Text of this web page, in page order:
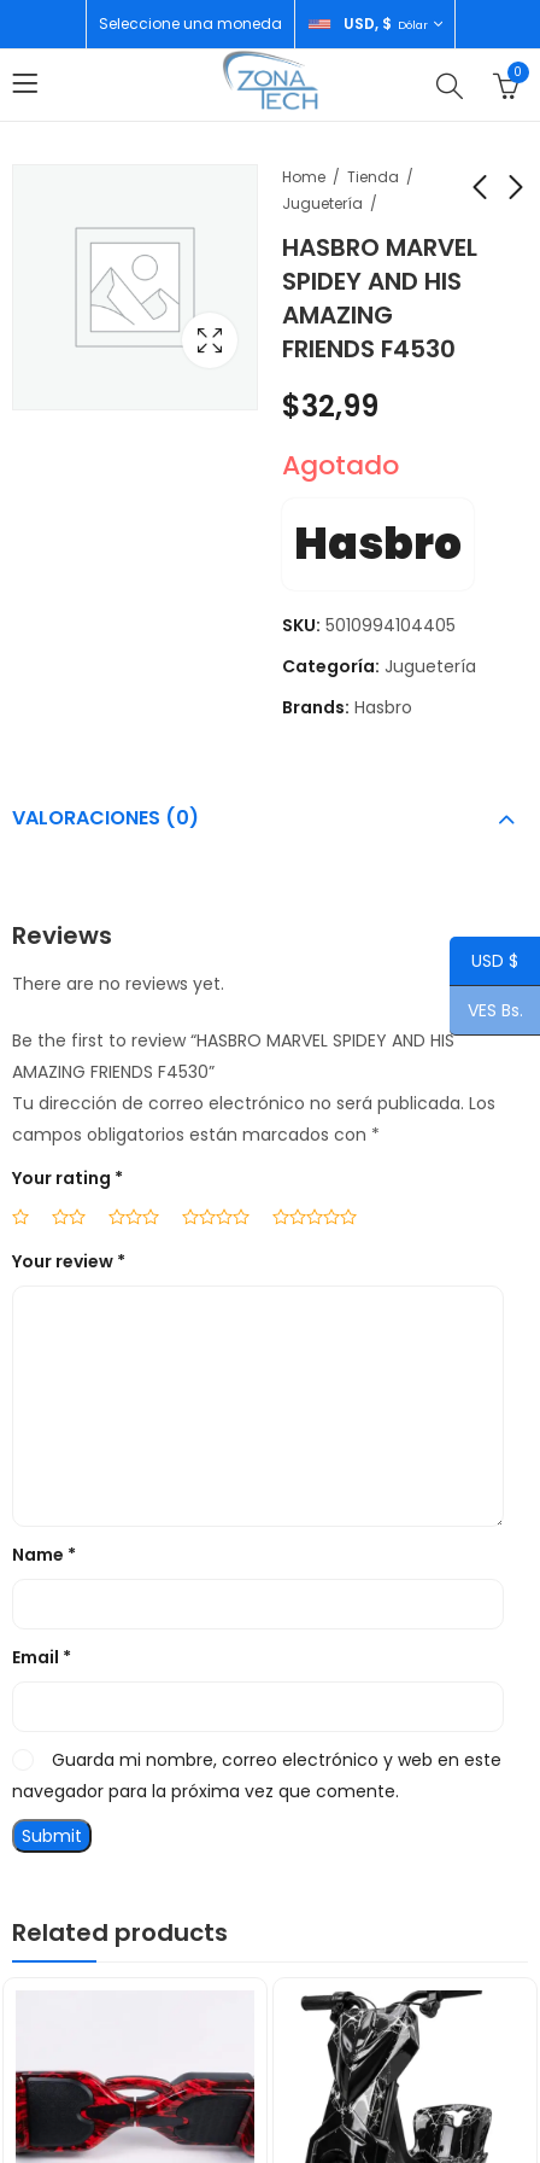
Seleccione una moneda USD, $ Dólar
0
Home
Tienda
Juguetería
HASBRO MARVEL
SPIDEY AND HIS
AMAZING
FRIENDS F4530
PIRATA DELCIELO
PJMASKS F3665
$34,99
SPIDEY AND HIS
AMAZING FRIENDS
MILES MORALES F4531
$32,99
$32,99
Agotado
Hasbro
SKU: 5010994104405
Categoría: Juguetería
Brands: Hasbro
VALORACIONES (0)
Reviews
There are no reviews yet.
Be the first to review “HASBRO MARVEL SPIDEY AND HIS
AMAZING FRIENDS F4530”
Tu dirección de correo electrónico no será publicada. Los
campos obligatorios están marcados con *
Your rating *
Your review *
Name *
Email *
Guarda mi nombre, correo electrónico y web en este
navegador para la próxima vez que comente.
Related products
USD $
VES Bs.